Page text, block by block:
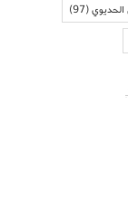
الحديوي(97)